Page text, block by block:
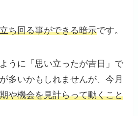
ち回る事ができる暗示です。
うに「思い立ったが吉日」で
多いかもしれませんが、今月
や機会を見計らって動くこと